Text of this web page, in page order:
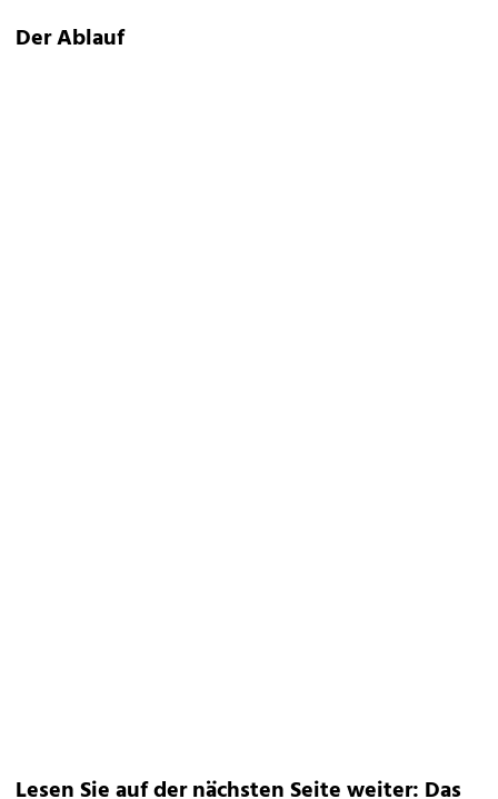
Der Ablauf
Lesen Sie auf der nächsten Seite weiter: Das